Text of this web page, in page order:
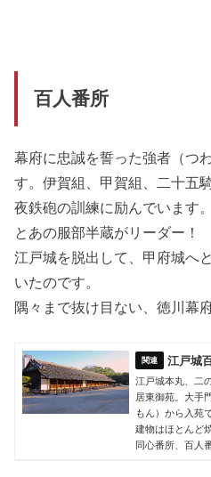
百人番所
幕府に忠誠を誓った強者（つ
す。伊賀組、甲賀組、二十五
夜鉄砲の訓練に励んでいます
とあの服部半蔵がリーダー
江戸城を脱出して、甲府城へ
いたのです。
隅々まで抜け目ない、徳川幕
江戸城
江戸城本丸、二
居東御苑。大手
もん）から入苑
建物はほとんど
同心番所、百人